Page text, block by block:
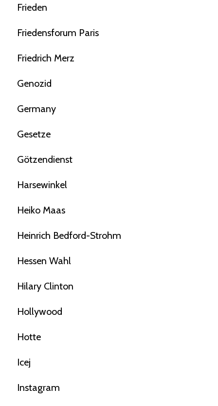
Frieden
Friedensforum Paris
Friedrich Merz
Genozid
Germany
Gesetze
Götzendienst
Harsewinkel
Heiko Maas
Heinrich Bedford-Strohm
Hessen Wahl
Hilary Clinton
Hollywood
Hotte
Icej
Instagram